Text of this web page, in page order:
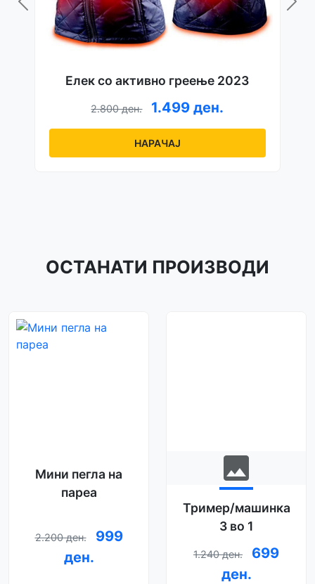
Елек со активно греење 2023
2.800 ден. 1.499 ден.
НАРАЧАЈ
ОСТАНАТИ ПРОИЗВОДИ
Мини пегла на
пареа
2.200 ден.
999
ден.
image
Тример/машинка
3 во 1
1.240 ден.
699
ден.